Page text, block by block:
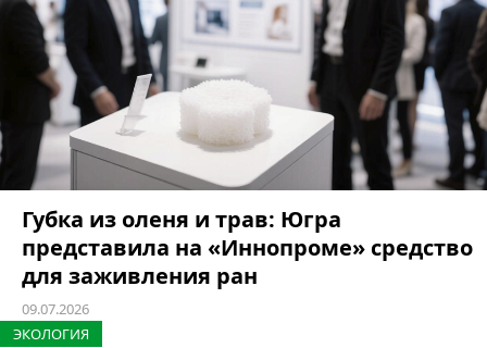
Губка из оленя и трав: Югра
представила на «Иннопроме» средство
для заживления ран
09.07.2026
ЭКОЛОГИЯ